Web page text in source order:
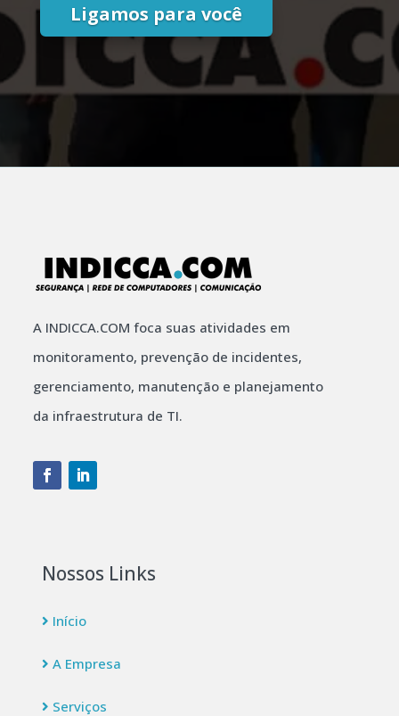
Ligamos para você
A INDICCA.COM foca suas atividades em
monitoramento, prevenção de incidentes,
gerenciamento, manutenção e planejamento
da infraestrutura de TI.
Nossos Links
Início
A Empresa
Serviços